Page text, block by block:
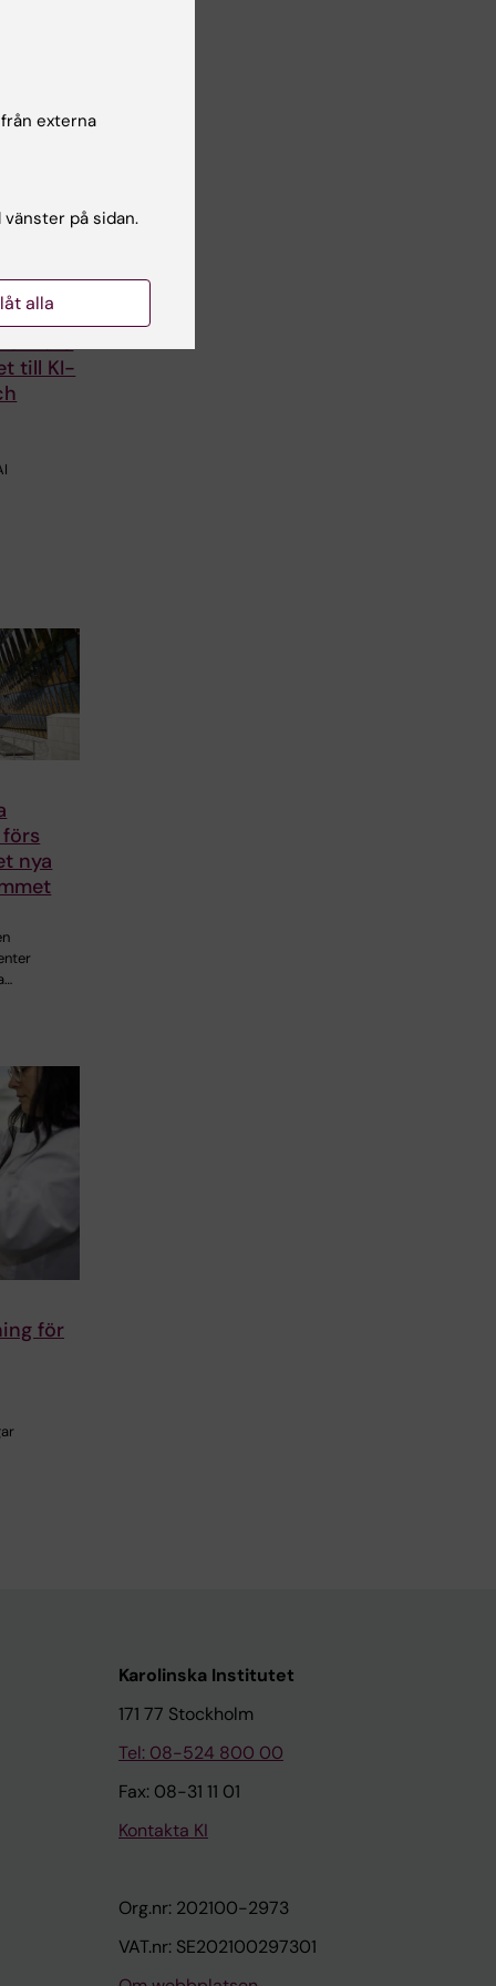
till KI-
nya
för
Karolinska Institutet
171 77 Stockholm
Tel: 08-524 800 00
Fax: 08-31 11 01
Kontakta KI
Org.nr: 202100-2973
VAT.nr: SE202100297301
externa
på sidan.
alla